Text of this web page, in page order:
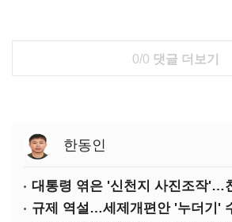
0/0 댓글 더보기
한동인
규제 역설…세제개편안 '누더기'